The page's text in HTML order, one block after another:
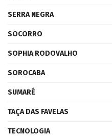
SERRA NEGRA
SOCORRO
SOPHIA RODOVALHO
SOROCABA
SUMARÉ
TAÇA DAS FAVELAS
TECNOLOGIA